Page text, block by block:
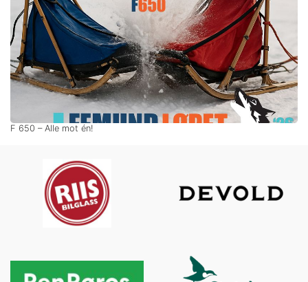
F 650 – Alle mot én!